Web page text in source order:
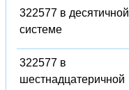
322577 в десятичной
системе
322577 в
шестнадцатеричной